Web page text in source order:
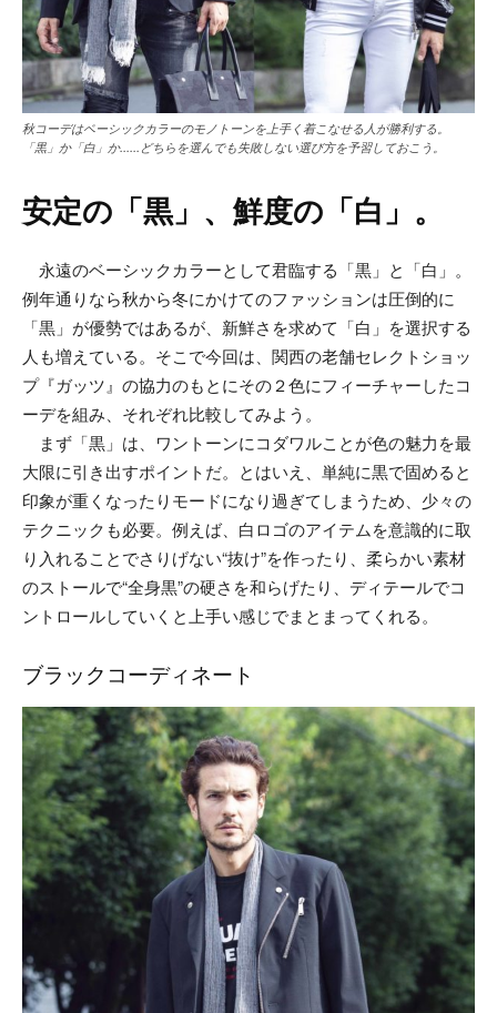
秋コーデはベーシックカラーのモノトーンを上手く着こなせる人が勝利する。
「黒」か「白」か……どちらを選んでも失敗しない選び方を予習しておこう。
安定の「黒」、鮮度の「白」。
永遠のベーシックカラーとして君臨する「黒」と「白」。
例年通りなら秋から冬にかけてのファッションは圧倒的に
「黒」が優勢ではあるが、新鮮さを求めて「白」を選択する
人も増えている。そこで今回は、関西の老舗セレクトショッ
プ『ガッツ』の協力のもとにその２色にフィーチャーしたコ
ーデを組み、それぞれ比較してみよう。
まず「黒」は、ワントーンにコダワルことが色の魅力を最
大限に引き出すポイントだ。とはいえ、単純に黒で固めると
印象が重くなったりモードになり過ぎてしまうため、少々の
テクニックも必要。例えば、白ロゴのアイテムを意識的に取
り入れることでさりげない“抜け”を作ったり、柔らかい素材
のストールで“全身黒”の硬さを和らげたり、ディテールでコ
ントロールしていくと上手い感じでまとまってくれる。
ブラックコーディネート